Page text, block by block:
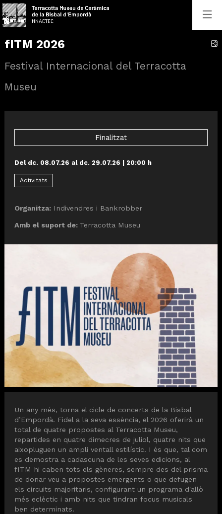
fITM 2026
Festival Internacional del Terracotta
Museu
Finalitzat
Del dc. 08.07.26 al dc. 29.07.26 | 20:00 h
Activitats
Organitza: Indivendres i Bankrobber
Amb el suport de: Terracotta Museu
Diapositiva 1 de 1
Un any més, torna el cicle de concerts de la Bisbal
d’Empordà. Fidel a la seva essència, el 2026 oferirà un
total de quatre propostes al Terracotta Museu,
repartides en quatre dimecres de juliol, quatre nits que
aixopluguen un ampli ventall estilístic. I és que, tal com
es demostra a cadascuna de les seves edicions, al
fITM hi caben tots els gèneres, sempre des del prisma
de donar veu a propostes emergents o que defugen
els circuits majoritaris, configurant un programa d'allò
més eclèctic i amb nits que tindran focus musicals
ben determinats.